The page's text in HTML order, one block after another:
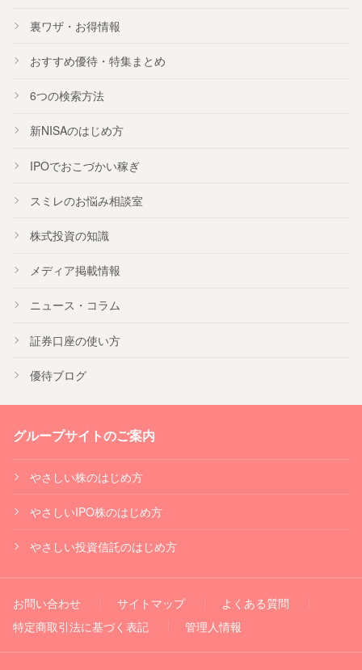
裏ワザ・お得情報
おすすめ優待・ 特集まとめ
6つの検索方法
新NISAのはじめ方
IPOでおこづかい稼ぎ
スミレのお悩み相談室
株式投資の知識
メディア掲載情報
ニュース・コラム
証券口座の使い方
優待ブログ
グループサイトのご案内
やさしい株のはじめ方
やさしいIPO株のはじめ方
やさしい投資信託のはじめ方
お問い合わせ サイトマップ
よくある質問
特定商取引法に基づく表記
管理人情報